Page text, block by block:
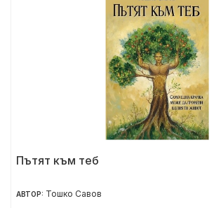
Пътят към теб
АВТОР: Тошко Савов